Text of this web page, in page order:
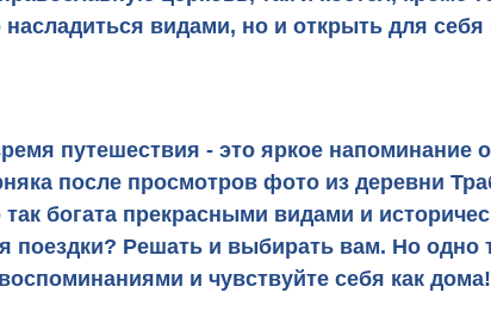
видами, но и открыть для себя
путешествия - это яркое напоминание
после просмотров фото из деревни
богата прекрасными видами и
Решать и выбирать вам. Но одно
и чувствуйте себя как дома!